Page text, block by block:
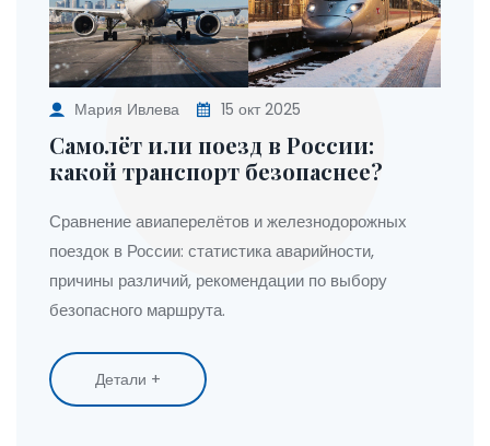
Мария Ивлева 15 окт 2025
Самолёт или поезд в России:
какой транспорт безопаснее?
Сравнение авиаперелётов и железнодорожных
поездок в России: статистика аварийности,
причины различий, рекомендации по выбору
безопасного маршрута.
Детали +